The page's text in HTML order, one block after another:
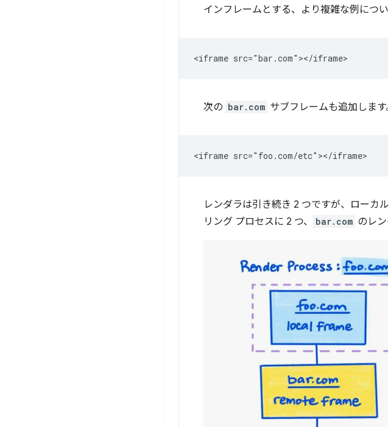
インフレームとする、より複雑な例につ
次の bar.com サブフレームも追加します
レンダラは引き続き 2 つですが、ローカ
リング プロセスに 2 つ、
bar.com のレ